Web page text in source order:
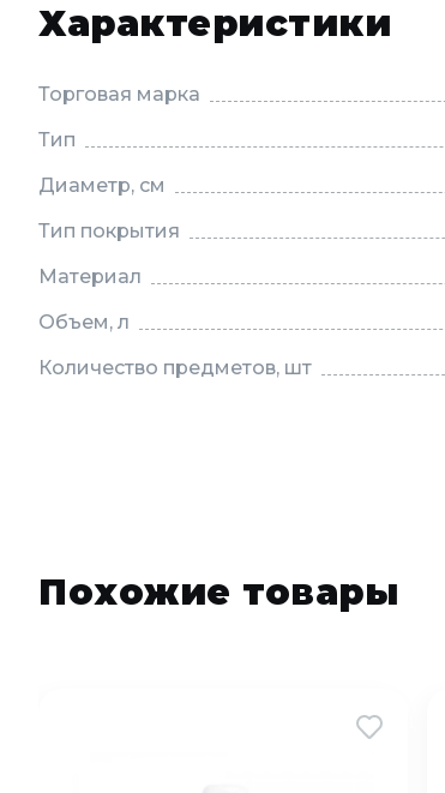
Характеристики
Торговая марка
Тип
Диаметр, см
Тип покрытия
Материал
Объем, л
Количество предметов, шт
Похожие товары